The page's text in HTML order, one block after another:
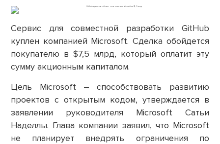
Сервис для совместной разработки GitHub
куплен компанией Microsoft. Сделка обойдется
покупателю в $7,5 млрд, который оплатит эту
сумму акционным капиталом.
Цель Microsoft – способствовать развитию
проектов с открытым кодом, утверждается в
заявлении руководителя Microsoft Сатьи
Наделлы. Глава компании заявил, что Microsoft
не планирует внедрять ограничения по